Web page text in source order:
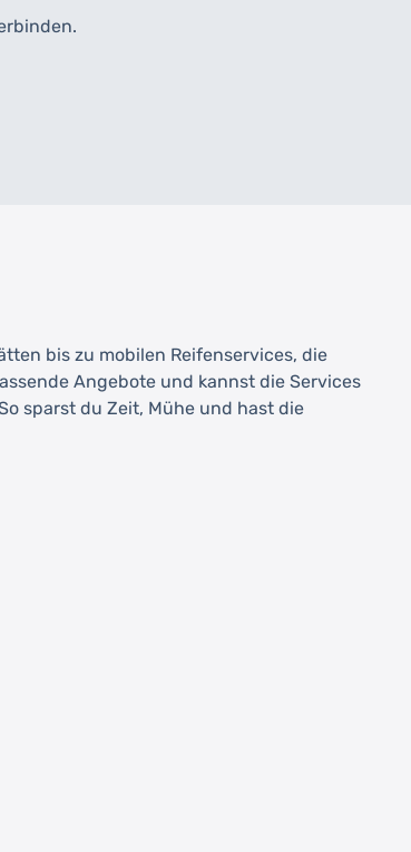
bis zu mobilen Reifenservices, die
Angebote und kannst die Services
sparst du Zeit, Mühe und hast die